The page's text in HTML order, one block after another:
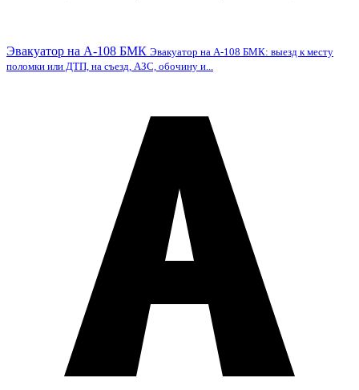
Эвакуатор на А-108 БМК Эвакуатор на А-108 БМК: выезд к месту
поломки или ДТП, на съезд, АЗС, обочину и...